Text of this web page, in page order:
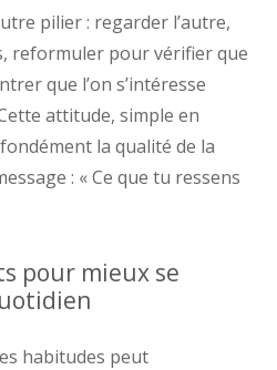
pilier : regarder l’autre,
reformuler pour vérifier que
que l’on s’intéresse
attitude, simple en
la qualité de la
: « Ce que tu ressens
pour mieux se
habitudes peut